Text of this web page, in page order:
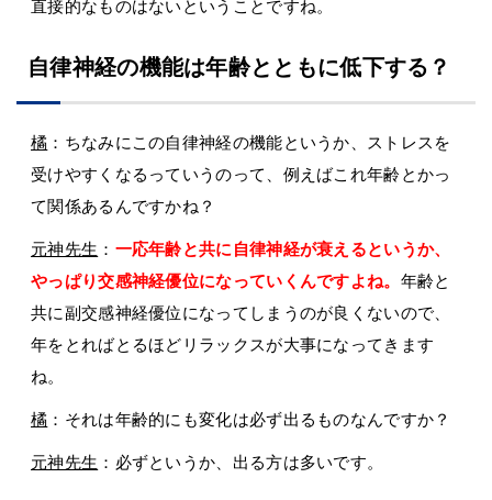
直接的なものはないということですね。
自律神経の機能は年齢とともに低下する？
橘 ：ちなみにこの自律神経の機能というか、ストレスを
受けやすくなるっていうのって、例えばこれ年齢とかっ
て関係あるんですかね？
元神先生 ： 一応年齢と共に自律神経が衰えるというか、
やっぱり交感神経優位になっていくんですよね。 年齢と
共に副交感神経優位になってしまうのが良くないので、
年をとればとるほどリラックスが大事になってきます
ね。
橘 ：それは年齢的にも変化は必ず出るものなんですか？
元神先生 ：必ずというか、出る方は多いです。